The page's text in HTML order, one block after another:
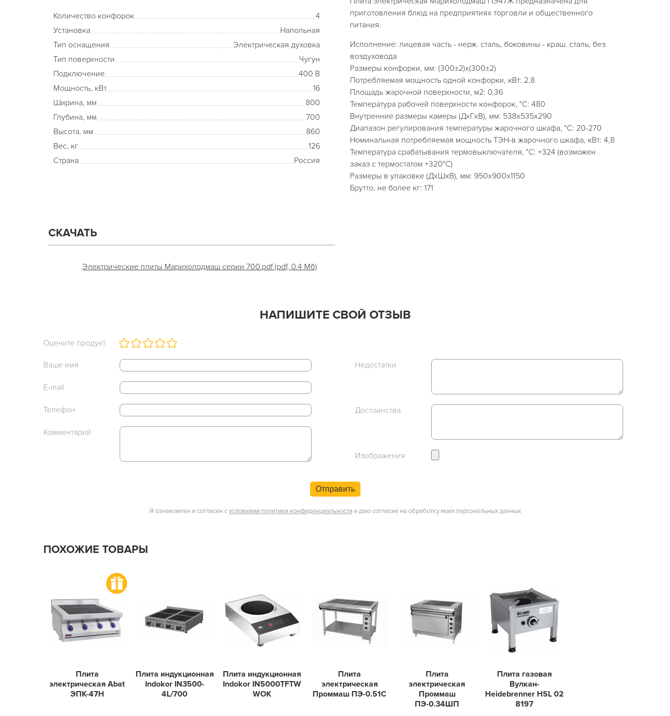
Количество конфорок
4
Установка
Напольная
Тип оснащения
Электрическая духовка
Тип поверхности
Чугун
Подключение
400 В
Мощность, кВт
16
Ширина, мм
800
Глубина, мм
700
Высота, мм
860
Вес, кг
126
Страна
Россия
приготовления блюд на предприятиях торговли и общественного
питания.
Исполнение: лицевая часть - нерж. сталь, боковины - краш. сталь, без
воздуховода
Размеры конфорки, мм: (300±2)х(300±2)
Потребляемая мощность одной конфорки, кВт: 2,8
Площадь жарочной поверхности, м2: 0,36
Температура рабочей поверхности конфорок, °С: 480
Внутренние размеры камеры (ДхГхВ), мм: 538х535х290
Диапазон регулирования температуры жарочного шкафа, °С: 20-270
Номинальная потребляемая мощность ТЭН-в жарочного шкафа, кВт: 4,8
Температура срабатывания термовыключателя, °С: +324 (возможен
заказ с термостатом +320°С)
Размеры в упаковке (ДхШхВ), мм: 950x900x1150
Брутто, не более кг: 171
СКАЧАТЬ
Электрические плиты Марихолодмаш серии 700.pdf (pdf, 0.4 Мб)
НАПИШИТЕ СВОЙ ОТЗЫВ
Оцените продукт
Ваше имя
E-mail
Телефон
Комментарий
Недостатки
Достоинства
Изображения
Отправить
Я ознакомлен и согласен сусловиями политики конфиденциальности и даю согласие на обработку моих персональных данных
ПОХОЖИЕ ТОВАРЫ
Плита
электрическая Abat
ЭПК-47Н
Плита индукционная
Indokor IN3500-
4L/700
Плита индукционная
Indokor IN5000TFTW
WOK
Плита
электрическая
Проммаш ПЭ-0.51С
Плита
электрическая
Проммаш
ПЭ-0.34ШП
Плита газовая
Вулкан-
Heidebrenner HSL 02
8197